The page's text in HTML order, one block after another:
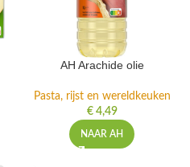
AH Arachide olie
Pasta, rijst en wereldkeuken
€4,49
NAAR AH